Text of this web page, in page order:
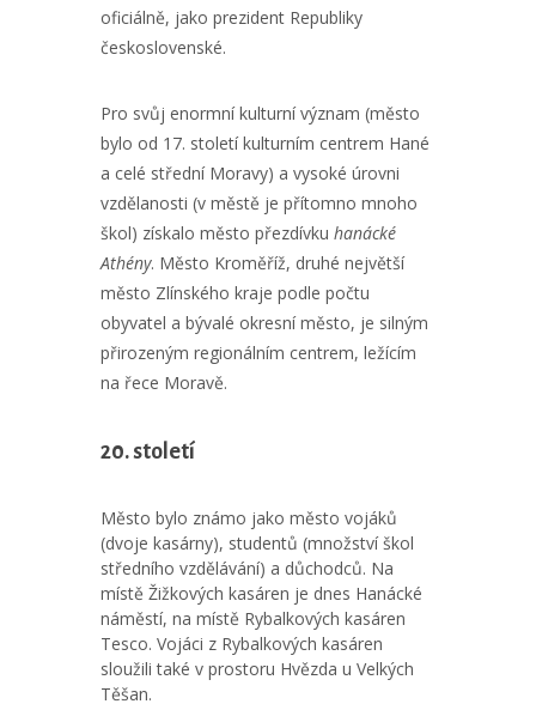
oficiálně, jako prezident Republiky
československé.
Pro svůj enormní kulturní význam (město
bylo od 17. století kulturním centrem Hané
a celé střední Moravy) a vysoké úrovni
vzdělanosti (v městě je přítomno mnoho
škol) získalo město přezdívku hanácké
Athény. Město Kroměříž, druhé největší
město Zlínského kraje podle počtu
obyvatel a bývalé okresní město, je silným
přirozeným regionálním centrem, ležícím
na řece Moravě.
20. století
Město bylo známo jako město vojáků
(dvoje kasárny), studentů (množství škol
středního vzdělávání) a důchodců. Na
místě Žižkových kasáren je dnes Hanácké
náměstí, na místě Rybalkových kasáren
Tesco. Vojáci z Rybalkových kasáren
sloužili také v prostoru Hvězda u Velkých
Těšan.